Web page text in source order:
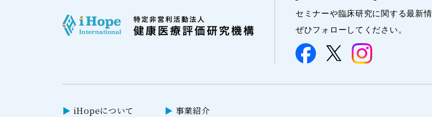
セミナーや臨床研究に関する最新
ぜひフォローしてください。
iHopeについて
事業紹介